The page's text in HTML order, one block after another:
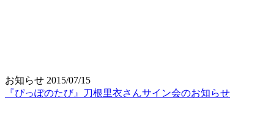
お知らせ 2015/07/15
『ぴっぽのたび』刀根里衣さんサイン会のお知らせ